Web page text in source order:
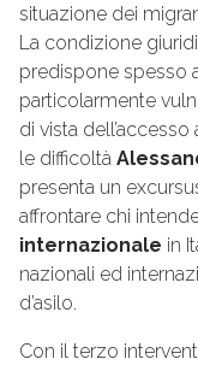
situazione dei
La condizione
predispone spesso
particolarmente
di vista
le difficoltà
presenta un
affrontare chi
internazionale in
nazionali ed
d’asilo.
Con il terzo